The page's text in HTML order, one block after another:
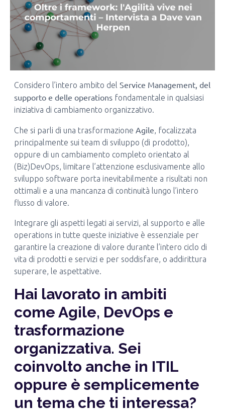
Considero l’intero ambito del Service Management, del
supporto e delle operationsfondamentale in qualsiasi
iniziativa di cambiamento organizzativo.
Che si parli di una trasformazione Agile, focalizzata
principalmente sui team di sviluppo (di prodotto),
oppure di un cambiamento completo orientato al
(Biz)DevOps, limitare l’attenzione esclusivamente allo
sviluppo software porta inevitabilmente a risultati non
ottimali e a una mancanza di continuità lungo l’intero
flusso di valore.
Integrare gli aspetti legati ai servizi, al supporto e alle
operations in tutte queste iniziative è essenziale per
garantire la creazione di valore durante l’intero ciclo di
vita di prodotti e servizi e per soddisfare, o addirittura
superare, le aspettative.
Hai lavorato in ambiti
come Agile, DevOps e
trasformazione
organizzativa. Sei
coinvolto anche in ITIL
oppure è semplicemente
un tema che ti interessa?